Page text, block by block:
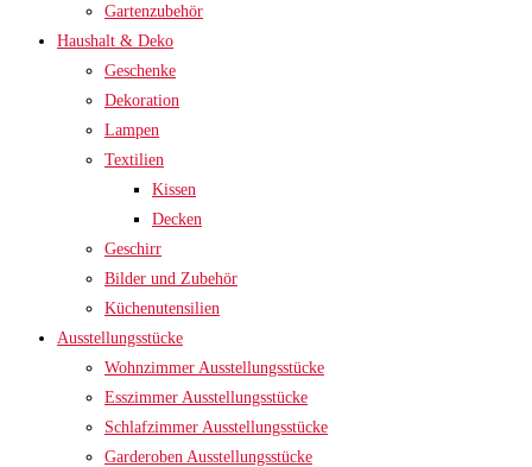
Gartenzubehör
Haushalt & Deko
Geschenke
Dekoration
Lampen
Textilien
Kissen
Decken
Geschirr
Bilder und Zubehör
Küchenutensilien
Ausstellungsstücke
Wohnzimmer Ausstellungsstücke
Esszimmer Ausstellungsstücke
Schlafzimmer Ausstellungsstücke
Garderoben Ausstellungsstücke